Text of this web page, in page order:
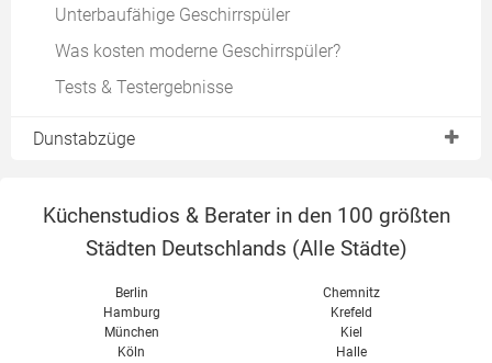
Unterbaufähige Geschirrspüler
Was kosten moderne Geschirrspüler?
Tests & Testergebnisse
Dunstabzüge
Moderne Wandhauben
Küchenstudios & Berater in den 100 größten
Städten Deutschlands (Alle Städte)
Berlin
Hamburg
München
Köln
Chemnitz
Krefeld
Kiel
Halle